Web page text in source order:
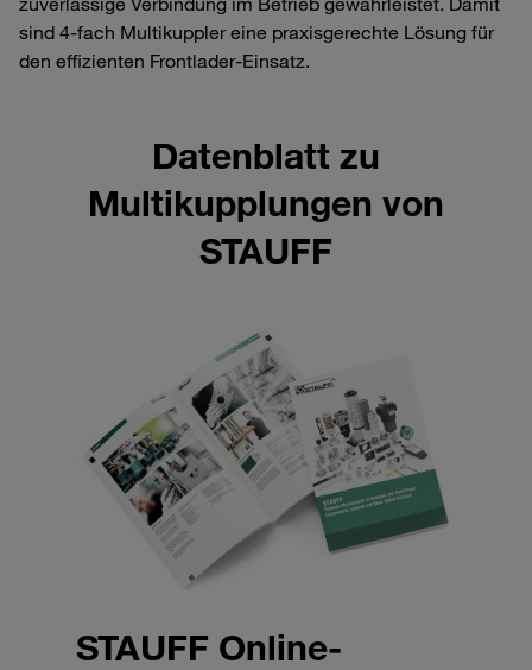
sind 4‑fach Multikuppler eine praxisgerechte Lösung für
den effizienten Frontlader‑Einsatz.
Datenblatt zu
Multikupplungen von
STAUFF
STAUFF Online-